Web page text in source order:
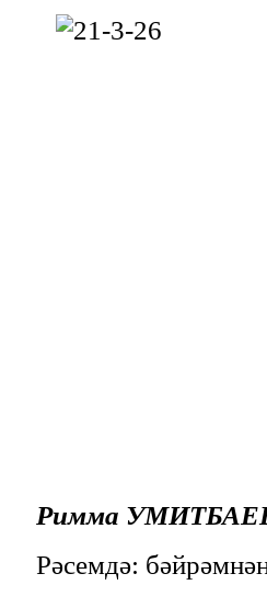
Римма
Рәсемдә: